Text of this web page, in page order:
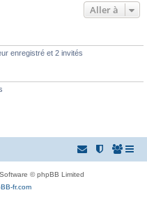
Aller à
enregistré et 2 invités
© phpBB Limited
fr.com